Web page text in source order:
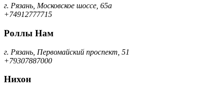
г. Рязань, Московское шоссе, 65а
+74912777715
Роллы Нам
г. Рязань, Первомайский проспект, 51
+79307887000
Нихон